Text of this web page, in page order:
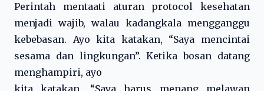
Perintah mentaati aturan protocol kesehatan
menjadi wajib, walau kadangkala mengganggu
kebebasan. Ayo kita katakan, “Saya mencintai
sesama dan lingkungan”. Ketika bosan datang
menghampiri, ayo
kita katakan, “Saya harus menang melawan